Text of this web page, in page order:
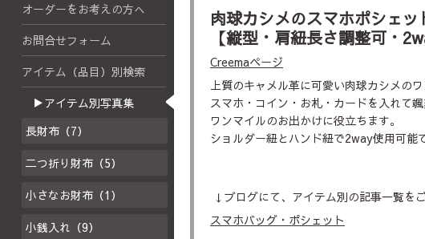
肉球カシメのスマホポシェッ
【縦型・肩紐長さ調整可・
Creemaページ
上質のキャメル革に可愛い肉球カシメのワ
スマホ・コイン・お札・カードを入れて颯
ワンマイルのお出かけに役立ちます。
ショルダー紐とハンド紐で2way使用可能
↓ブログにて、アイテム別の記事一覧を
スマホバッグ・ポシェット
オーダーをお考えの方へ
お問合せフォーム
アイテム（品目）別検索
▶アイテム別写真集
長財布（7）
二つ折り財布（5）
小さなお財布（1）
小銭入れ（9）